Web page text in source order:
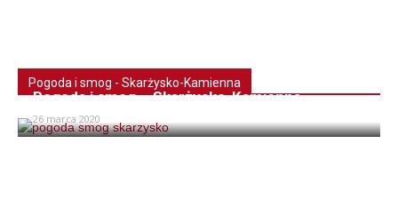
Pogoda i smog - Skarżysko-Kamienna
Pogoda i smog – Skarżysko-Kamienna
26 marca 2020